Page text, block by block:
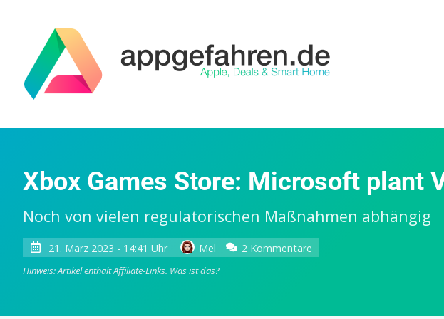
Xbox Games Store: Microsoft plant
Noch von vielen regulatorischen Maßnahmen abhängig
21. März 2023 - 14:41 Uhr Mel 2 Kommentare
Hinweis: Artikel enthält Affiliate-Links. Was ist das?